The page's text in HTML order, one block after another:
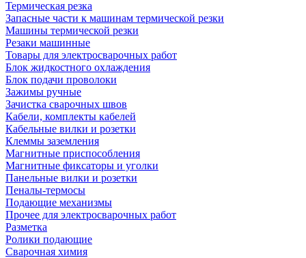
Термическая резка
Запасные части к машинам термической резки
Машины термической резки
Резаки машинные
Товары для электросварочных работ
Блок жидкостного охлаждения
Блок подачи проволоки
Зажимы ручные
Зачистка сварочных швов
Кабели, комплекты кабелей
Кабельные вилки и розетки
Клеммы заземления
Магнитные приспособления
Магнитные фиксаторы и уголки
Панельные вилки и розетки
Пеналы-термосы
Подающие механизмы
Прочее для электросварочных работ
Разметка
Ролики подающие
Сварочная химия